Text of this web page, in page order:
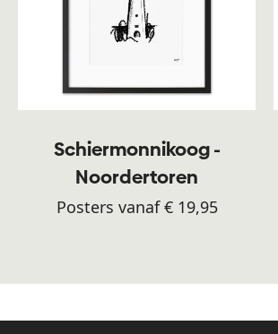
Schiermonnikoog -
Noordertoren
Posters vanaf € 19,95